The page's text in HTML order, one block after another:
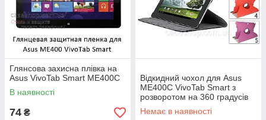
Глянсова захисна плівка на
Asus VivoTab Smart ME400C
В наявності
74 ₴
Відкидний чохол для Asus
ME400C VivoTab Smart з
розворотом на 360 градусів
Немає в наявності